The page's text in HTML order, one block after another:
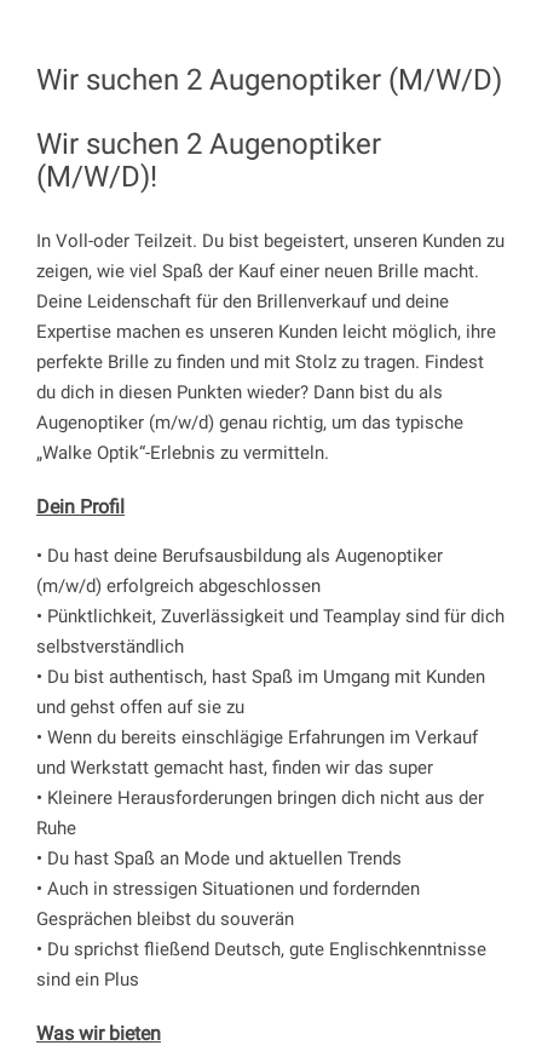
Wir suchen 2 Augenoptiker (M/W/D)
Wir suchen 2 Augenoptiker
(M/W/D)!
In Voll-oder Teilzeit. Du bist begeistert, unseren Kunden zu
zeigen, wie viel Spaß der Kauf einer neuen Brille macht.
Deine Leidenschaft für den Brillenverkauf und deine
Expertise machen es unseren Kunden leicht möglich, ihre
perfekte Brille zu finden und mit Stolz zu tragen. Findest
du dich in diesen Punkten wieder? Dann bist du als
Augenoptiker (m/w/d) genau richtig, um das typische
„Walke Optik“-Erlebnis zu vermitteln.
Dein Profil
• Du hast deine Berufsausbildung als Augenoptiker
(m/w/d) erfolgreich abgeschlossen
• Pünktlichkeit, Zuverlässigkeit und Teamplay sind für dich
selbstverständlich
• Du bist authentisch, hast Spaß im Umgang mit Kunden
und gehst offen auf sie zu
• Wenn du bereits einschlägige Erfahrungen im Verkauf
und Werkstatt gemacht hast, finden wir das super
• Kleinere Herausforderungen bringen dich nicht aus der
Ruhe
• Du hast Spaß an Mode und aktuellen Trends
• Auch in stressigen Situationen und fordernden
Gesprächen bleibst du souverän
• Du sprichst fließend Deutsch, gute Englischkenntnisse
sind ein Plus
Was wir bieten